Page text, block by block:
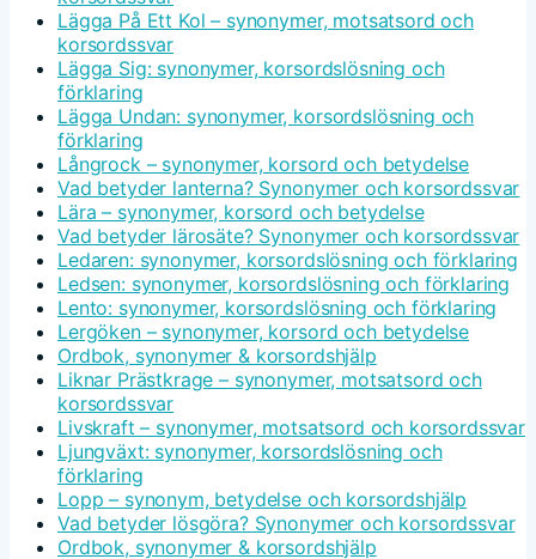
Lägga På Ett Kol – synonymer, motsatsord och
korsordssvar
Lägga Sig: synonymer, korsordslösning och
förklaring
Lägga Undan: synonymer, korsordslösning och
förklaring
Långrock – synonymer, korsord och betydelse
Vad betyder lanterna? Synonymer och korsordssvar
Lära – synonymer, korsord och betydelse
Vad betyder lärosäte? Synonymer och korsordssvar
Ledaren: synonymer, korsordslösning och förklaring
Ledsen: synonymer, korsordslösning och förklaring
Lento: synonymer, korsordslösning och förklaring
Lergöken – synonymer, korsord och betydelse
Ordbok, synonymer & korsordshjälp
Liknar Prästkrage – synonymer, motsatsord och
korsordssvar
Livskraft – synonymer, motsatsord och korsordssvar
Ljungväxt: synonymer, korsordslösning och
förklaring
Lopp – synonym, betydelse och korsordshjälp
Vad betyder lösgöra? Synonymer och korsordssvar
Ordbok, synonymer & korsordshjälp